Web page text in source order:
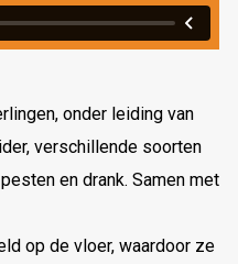
onder leiding van
verschillende soorten
en drank. Samen met
op de vloer, waardoor ze